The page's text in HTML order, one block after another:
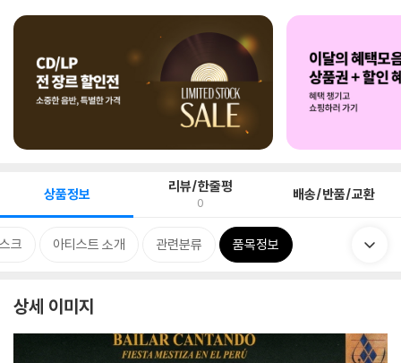
상품정보 리뷰/한줄평
0 배송/반품/교환
크 아티스트 소개 관련분류 품목정보
상세 이미지